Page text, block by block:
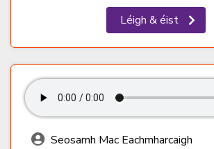
Léigh & éist
Seosamh Mac Eachmharcaigh